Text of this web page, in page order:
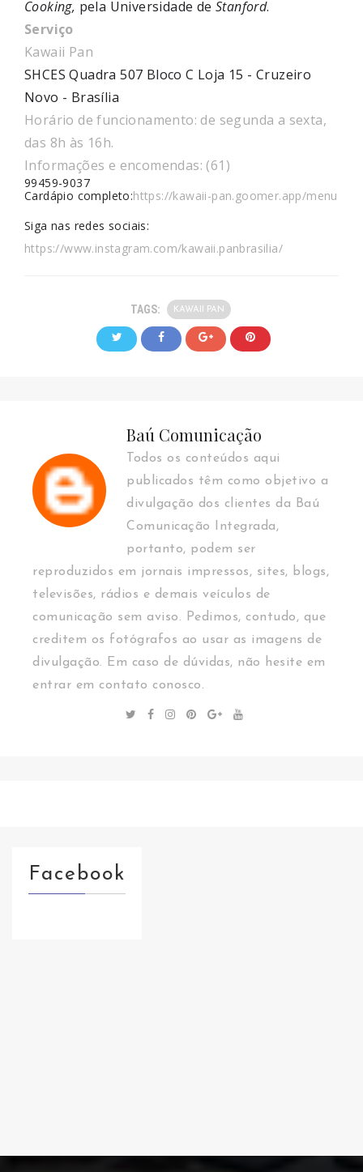
Cooking, pela Universidade deStanford.
Serviço
Kawaii Pan
SHCES Quadra 507 Bloco C Loja 15 - Cruzeiro
Novo - Brasília
Horário de funcionamento: de segunda a sexta,
das 8h às 16h.
Informações e encomendas: (61)
99459-9037
Cardápio completo:https://kawaii-pan.goomer.app/menu
Siga nas redes sociais:
https://www.instagram.com/kawaii.panbrasilia/
TAGS: KAWAII PAN
Baú Comunicação
Todos os conteúdos aqui
publicados têm como objetivo a
divulgação dos clientes da Baú
Comunicação Integrada,
portanto, podem ser
reproduzidos em jornais impressos, sites, blogs,
televisões, rádios e demais veículos de
comunicação sem aviso. Pedimos, contudo, que
creditem os fotógrafos ao usar as imagens de
divulgação. Em caso de dúvidas, não hesite em
entrar em contato conosco.
Facebook